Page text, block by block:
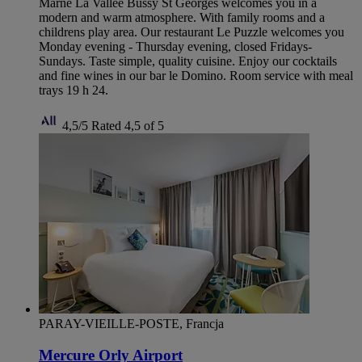
modern and warm atmosphere. With family rooms and a
childrens play area. Our restaurant Le Puzzle welcomes you
Monday evening - Thursday evening, closed Fridays-
Sundays. Taste simple, quality cuisine. Enjoy our cocktails
and fine wines in our bar le Domino. Room service with meal
trays 19 h 24.
4,5/5 Rated 4,5 of 5
PARAY-VIEILLE-POSTE, Francja
Mercure Orly Airport